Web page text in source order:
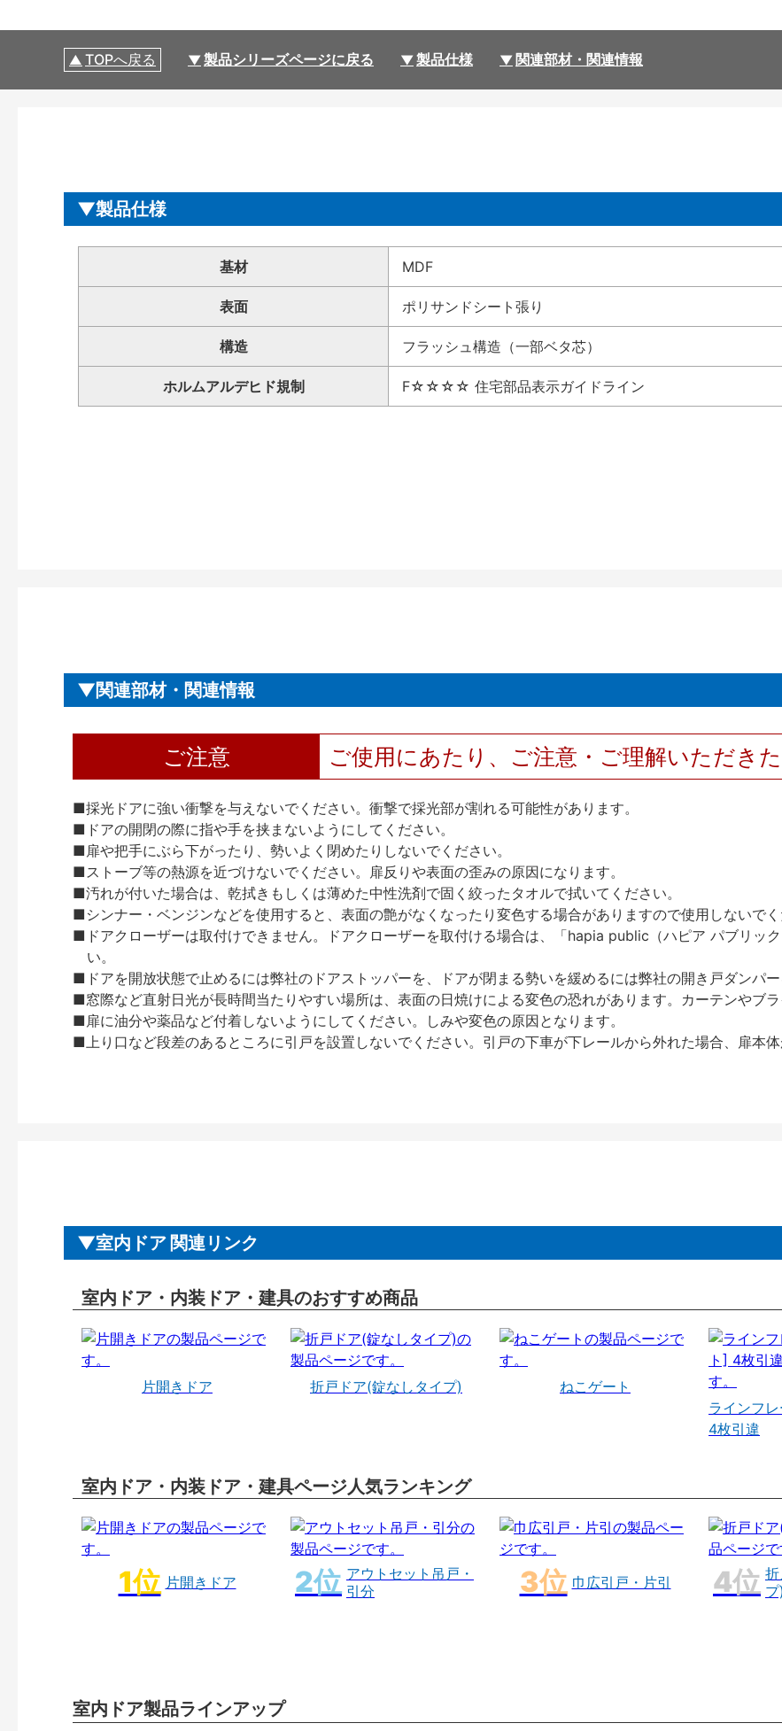
TOPへ戻る 製品シリーズページに戻る 製品仕様 関連部材・関連情報
製品仕様
基材 MDF
表面 ポリサンドシート張り
構造 フラッシュ構造（一部ベタ芯）
ホルムアルデヒド規制 F☆☆☆☆ 住宅部品表示ガイドライン
関連部材・関連情報
ご注意 ご使用にあたり、ご注意・ご理解いただき
■採光ドアに強い衝撃を与えないでください。衝撃で採光部が割れる可能性があります。
■ドアの開閉の際に指や手を挟まないようにしてください。
■扉や把手にぶら下がったり、勢いよく閉めたりしないでください。
■ストーブ等の熱源を近づけないでください。扉反りや表面の歪みの原因になります。
■汚れが付いた場合は、乾拭きもしくは薄めた中性洗剤で固く絞ったタオルで拭いてください。
■シンナー・ベンジンなどを使用すると、表面の艶がなくなったり変色する場合がありますので使用しないでく
■ドアクローザーは取付けできません。ドアクローザーを取付ける場合は、「hapia public（ハピア パブリッ
い。
■ドアを開放状態で止めるには弊社のドアストッパーを、ドアが閉まる勢いを緩めるには弊社の開き戸ダンパー
■窓際など直射日光が長時間当たりやすい場所は、表面の日焼けによる変色の恐れがあります。カーテンやブ
■扉に油分や薬品など付着しないようにしてください。しみや変色の原因となります。
■上り口など段差のあるところに引戸を設置しないでください。引戸の下車が下レールから外れた場合、扉本体
室内ドア 関連リンク
室内ドア・内装ドア・建具のおすすめ商品
片開きドア 折戸ドア(錠なしタイプ)
ねこゲート
ラインフ
4枚引違
室内ドア・内装ドア・建具ページ人気ランキング
片開きドア
アウトセット吊戸・
引分
巾広引戸・片引
プ)
室内ドア製品ラインアップ